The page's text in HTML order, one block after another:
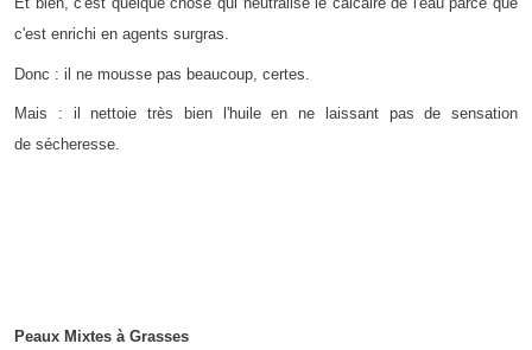
c'est enrichi en agents surgras.
Donc : il ne mousse pas beaucoup, certes.
Mais : il nettoie très bien l'huile en ne laissant pas de sensation
de sécheresse.
Peaux Mixtes à Grasses